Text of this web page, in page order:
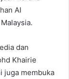
AI
dan
Khairie
juga membuka